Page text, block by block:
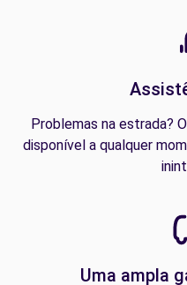
Problemas na estrada?
disponível a qualquer
Uma ampla